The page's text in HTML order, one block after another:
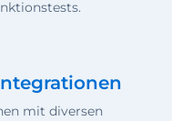
mit diversen